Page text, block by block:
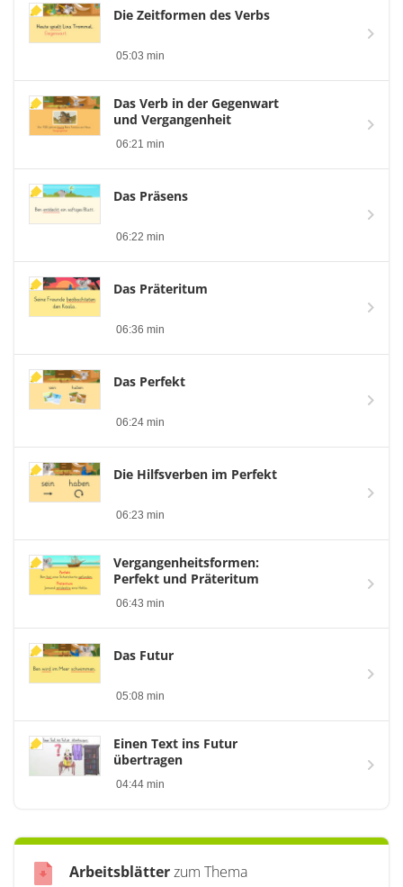
Die Zeitformen des Verbs
05:03 min
Das Verb in der Gegenwart
und Vergangenheit
06:21 min
Das Präsens
06:22 min
Das Präteritum
06:36 min
Das Perfekt
06:24 min
Die Hilfsverben im Perfekt
06:23 min
Vergangenheitsformen:
Perfekt und Präteritum
06:43 min
Das Futur
05:08 min
Einen Text ins Futur
übertragen
04:44 min
Arbeitsblätterzum Thema